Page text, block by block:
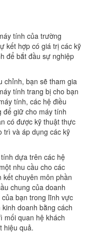
tính của trường
kết hợp có giá trị các kỹ
để bắt đầu sự nghiệp
chỉnh, bạn sẽ tham gia
tính trang bị cho bạn
tính, các hệ điều
để giữ cho máy tính
có được kỹ thuật thực
trì và áp dụng các kỹ
dựa trên các hệ
nhu cầu cho các
chuyên môn phần
chung của doanh
bạn trong lĩnh vực
doanh bằng cách
mối quan hệ khách
hiệu quả.